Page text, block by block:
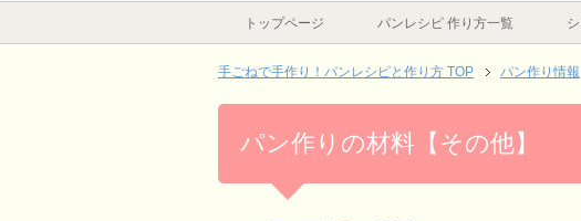
トップページ パンレシピ 作り方一覧
手ごねで手作り！パンレシピと作り方 TOP パン作り情報
パン作りの材料【その他】